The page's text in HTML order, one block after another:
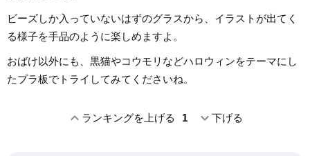
ビーズしか入っていないはずのグラスから、イラストが出てく
る様子を手品のように楽しめますよ。
おばけ以外にも、黒猫やコウモリなどハロウィンをテーマにし
たプラ板でトライしてみてくださいね。
expand_lessランキングを上げる 1 expand_more下げる